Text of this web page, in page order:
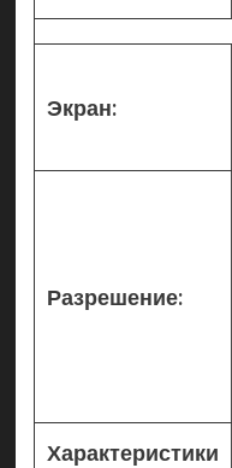
Экран:
Разрешение:
Характеристики